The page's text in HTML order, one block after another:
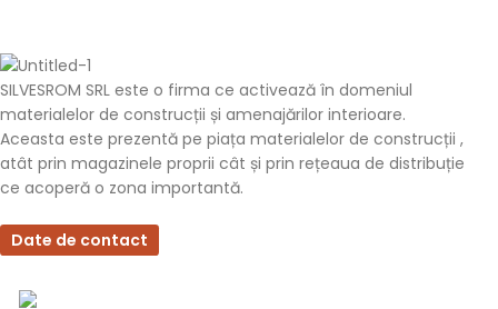
SILVESROM SRL este o firma ce activează în domeniul
materialelor de construcții și amenajărilor interioare.
Aceasta este prezentă pe piața materialelor de construcții ,
atât prin magazinele proprii cât și prin rețeaua de distribuție
ce acoperă o zona importantă.
Date de contact